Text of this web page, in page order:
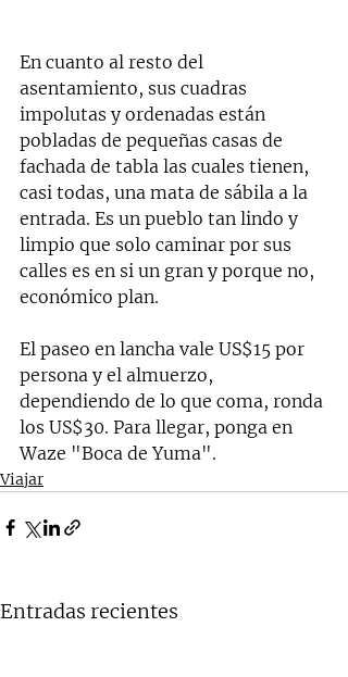
En cuanto al resto del
asentamiento, sus cuadras
impolutas y ordenadas están
pobladas de pequeñas casas de
fachada de tabla las cuales tienen,
casi todas, una mata de sábila a la
entrada. Es un pueblo tan lindo y
limpio que solo caminar por sus
calles es en si un gran y porque no,
económico plan.
El paseo en lancha vale US$15 por
persona y el almuerzo,
dependiendo de lo que coma, ronda
los US$30. Para llegar, ponga en
Waze "Boca de Yuma".
Viajar
Entradas recientes